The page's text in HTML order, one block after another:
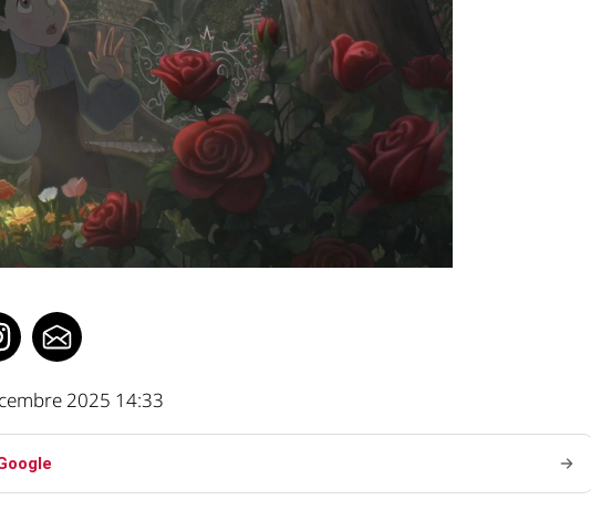
2025 14:33